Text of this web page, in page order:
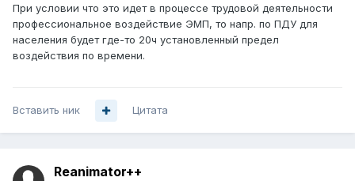
При условии что это идет в процессе трудовой деятельности
профессиональное воздействие ЭМП, то напр. по ПДУ для
населения будет где-то 20ч установленный предел
воздействия по времени.
Вставить ник Цитата
Reanimator++